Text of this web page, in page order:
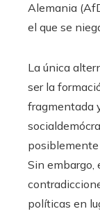
Alemania
el que se
La única
ser la
fragmentada
Sin embargo,
políticas en